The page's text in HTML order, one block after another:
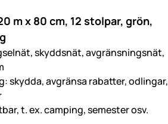
m x 80 cm, 12 stolpar, grön,
skyddsnät, avgränsningsnät,
skydda, avgränsa rabatter, odlingar,
t. ex. camping, semester osv.